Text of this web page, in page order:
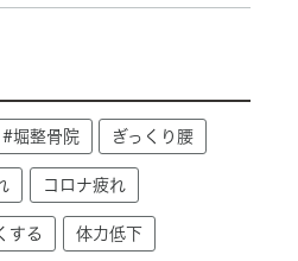
#堀整骨院 ぎっくり腰
コロナ疲れ
する 体力低下